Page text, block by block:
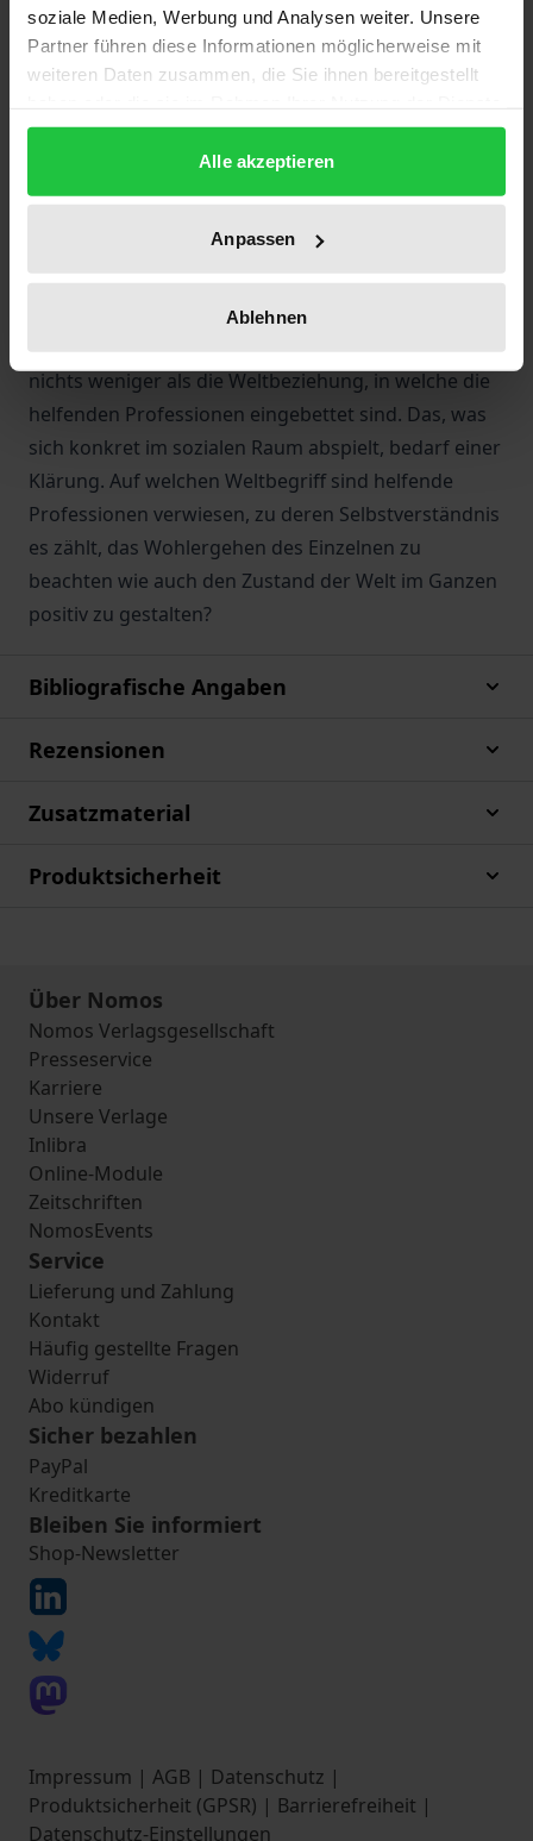
soziale Medien, Werbung und Analysen weiter. Unsere
Partner führen diese Informationen möglicherweise mit
weiteren Daten zusammen, die Sie ihnen bereitgestellt
gesammelt haben.
Alle akzeptieren
Anpassen
Ablehnen
Widersprüche lösen sich nicht auf, daher heißt
Parteinahme auch, Widerstände zu mobilisieren,
sich gemeinsam mit Anderen zu „entrüsten“. Die
Infrage steht hier nicht nur, was die Soziale Hilfe
ausmacht, welchen Normen sie folgt und welches
Bild ihrer selbst sie repräsentiert. Infrage steht
nichts weniger als die Weltbeziehung, in welche die
helfenden Professionen eingebettet sind. Das, was
sich konkret im sozialen Raum abspielt, bedarf einer
Klärung. Auf welchen Weltbegriff sind helfende
Professionen verwiesen, zu deren Selbstverständnis
es zählt, das Wohlergehen des Einzelnen zu
beachten wie auch den Zustand der Welt im Ganzen
positiv zu gestalten?
Bibliografische Angaben
Rezensionen
Zusatzmaterial
Produktsicherheit
Über Nomos
Nomos Verlagsgesellschaft
Presseservice
Karriere
Unsere Verlage
Inlibra
Online-Module
Zeitschriften
NomosEvents
Service
Lieferung und Zahlung
Kontakt
Häufig gestellte Fragen
Widerruf
Abo kündigen
Sicher bezahlen
PayPal
Kreditkarte
Bleiben Sie informiert
Shop-Newsletter
Impressum | AGB | Datenschutz |
Produktsicherheit (GPSR) | Barrierefreiheit |
Datenschutz-Einstellungen